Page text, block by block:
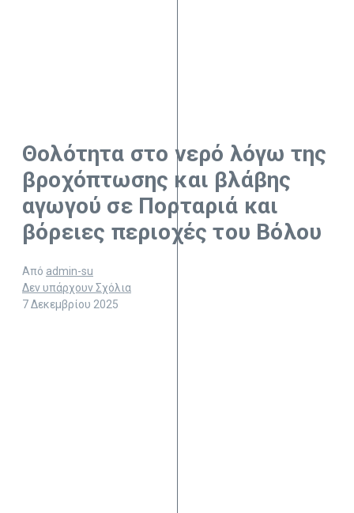
Θολότητα στο νερό λόγω της
βροχόπτωσης και βλάβης
αγωγού σε Πορταριά και
βόρειες περιοχές του Βόλου
Από admin-su
Δεν υπάρχουν Σχόλια
7 Δεκεμβρίου 2025